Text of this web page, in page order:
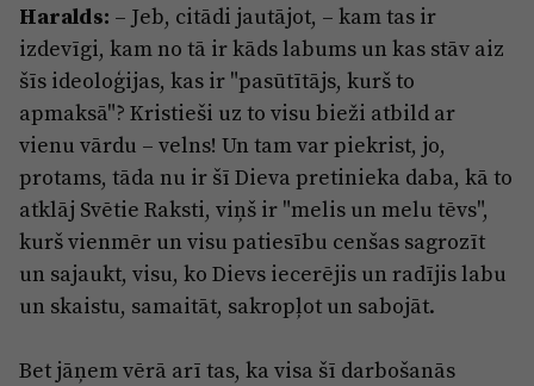
Haralds: – Jeb, citādi jautājot, – kam tas ir
izdevīgi, kam no tā ir kāds labums un kas stāv aiz
šīs ideoloģijas, kas ir "pasūtītājs, kurš to
apmaksā"? Kristieši uz to visu bieži atbild ar
vienu vārdu – velns! Un tam var piekrist, jo,
protams, tāda nu ir šī Dieva pretinieka daba, kā to
atklāj Svētie Raksti, viņš ir "melis un melu tēvs",
kurš vienmēr un visu patiesību cenšas sagrozīt
un sajaukt, visu, ko Dievs iecerējis un radījis labu
un skaistu, samaitāt, sakropļot un sabojāt.
Bet jāņem vērā arī tas, ka visa šī darbošanās